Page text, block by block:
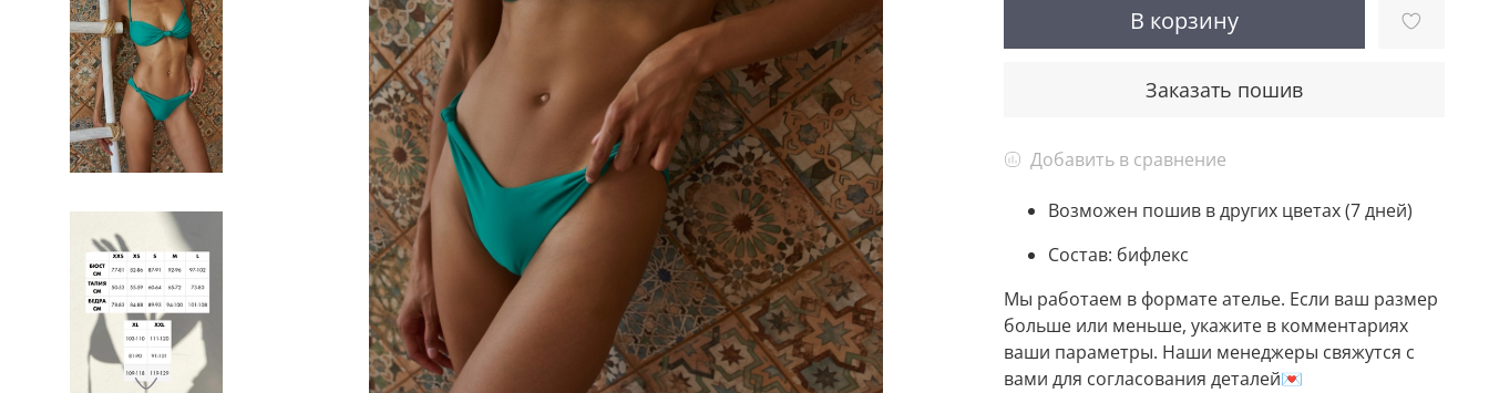
В корзину
Заказать пошив
Добавить в сравнение
Возможен пошив в других цветах (7 дней)
Состав: бифлекс
Мы работаем в формате ателье. Если ваш размер
больше или меньше, укажите в комментариях
ваши параметры. Наши менеджеры свяжутся с
вами для согласования деталей💌